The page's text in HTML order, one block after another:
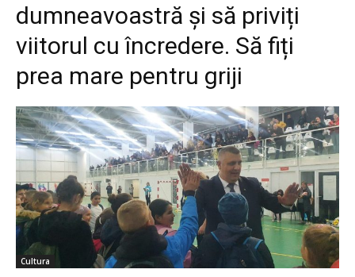
dumneavoastră și să priviți
viitorul cu încredere. Să fiți
prea mare pentru griji
Cultura